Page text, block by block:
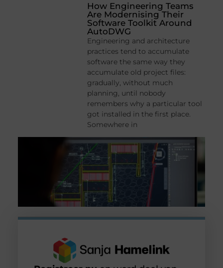
How Engineering Teams
Are Modernising Their
Software Toolkit Around
AutoDWG
Engineering and architecture
practices tend to accumulate
software the same way they
accumulate old project files:
gradually, without much
planning, until nobody
remembers why a particular tool
got installed in the first place.
Somewhere in